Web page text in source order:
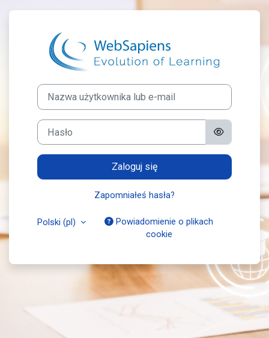
Zaloguj do
Nazwa użytkownika lub e-mail
Hasło
Zaloguj się
Zapomniałeś hasła?
Polski ‎(pl)‎
Powiadomienie o plikach
cookie